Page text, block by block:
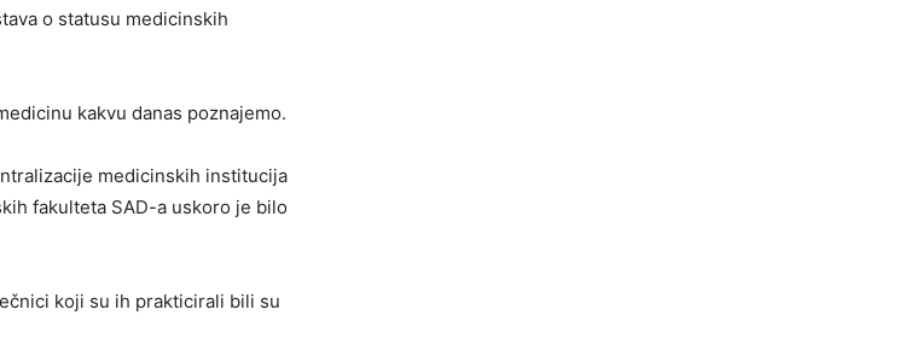
o statusu medicinskih
kakvu danas poznajemo.
medicinskih institucija
fakulteta SAD-a uskoro je bilo
koji su ih prakticirali bili su